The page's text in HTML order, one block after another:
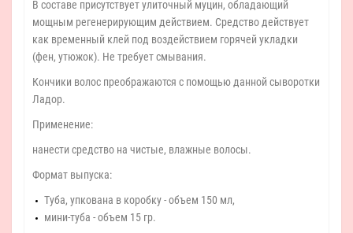
В составе присутствует улиточный муцин, обладающий
мощным регенерирующим действием. Средство действует
как временный клей под воздействием горячей укладки
(фен, утюжок). Не требует смывания.
Кончики волос преображаются с помощью данной сыворотки
Ладор.
Применение:
нанести средство на чистые, влажные волосы.
Формат выпуска:
Туба, упкована в коробку - объем 150 мл,
мини-туба - объем 15 гр.